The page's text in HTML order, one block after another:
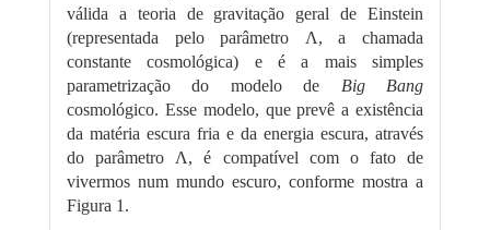
válida a teoria de gravitação geral de Einstein
(representada pelo parâmetro Λ, a chamada
constante cosmológica) e é a mais simples
parametrização do modelo de Big Bang
cosmológico. Esse modelo, que prevê a existência
da matéria escura fria e da energia escura, através
do parâmetro Λ, é compatível com o fato de
vivermos num mundo escuro, conforme mostra a
Figura 1.